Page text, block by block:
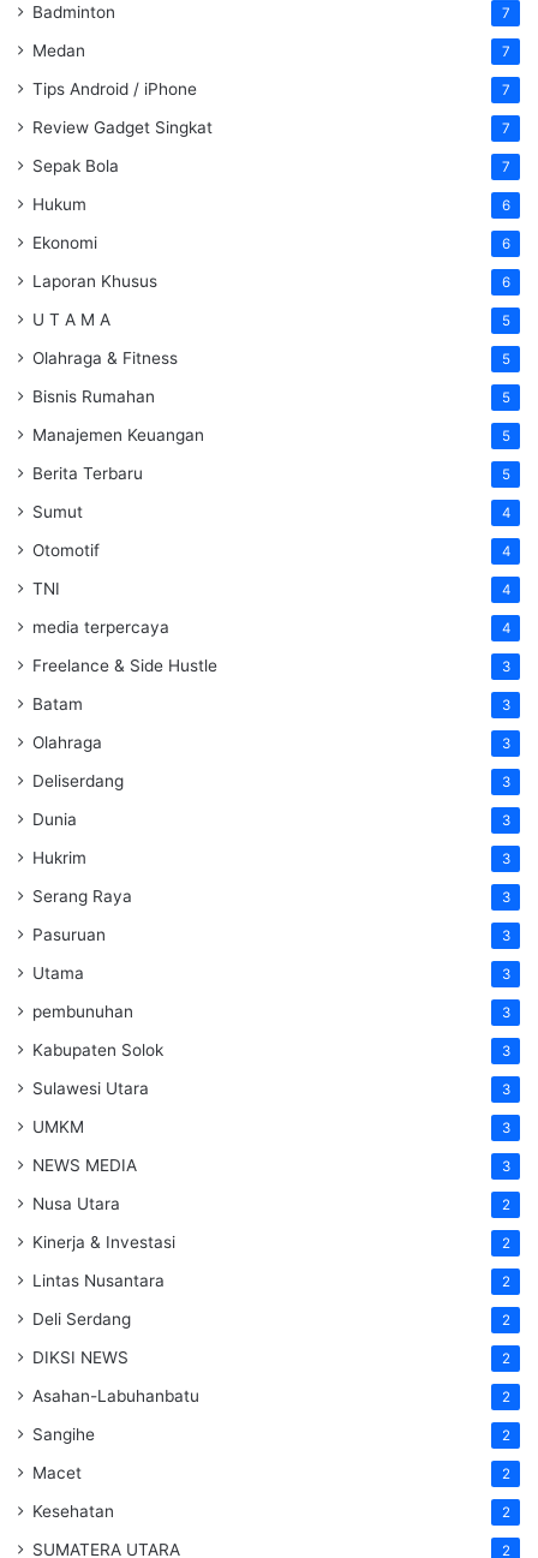
Badminton 7
Medan 7
Tips Android / iPhone 7
Review Gadget Singkat 7
Sepak Bola 7
Hukum 6
Ekonomi 6
Laporan Khusus 6
U T A M A 5
Olahraga & Fitness 5
Bisnis Rumahan 5
Manajemen Keuangan 5
Berita Terbaru 5
Sumut 4
Otomotif 4
TNI 4
media terpercaya 4
Freelance & Side Hustle 3
Batam 3
Olahraga 3
Deliserdang 3
Dunia 3
Hukrim 3
Serang Raya 3
Pasuruan 3
Utama 3
pembunuhan 3
Kabupaten Solok 3
Sulawesi Utara 3
UMKM 3
NEWS MEDIA 3
Nusa Utara 2
Kinerja & Investasi 2
Lintas Nusantara 2
Deli Serdang 2
DIKSI NEWS 2
Asahan-Labuhanbatu 2
Sangihe 2
Macet 2
Kesehatan 2
SUMATERA UTARA 2